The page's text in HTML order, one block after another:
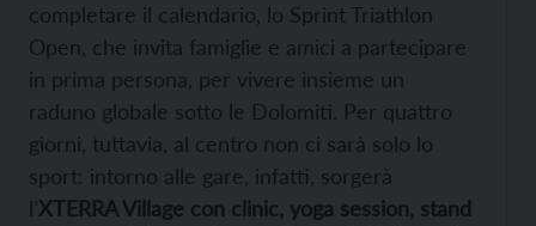
completare il calendario, lo Sprint Triathlon
Open, che invita famiglie e amici a partecipare
in prima persona, per vivere insieme un
raduno globale sotto le Dolomiti. Per quattro
giorni, tuttavia, al centro non ci sarà solo lo
sport: intorno alle gare, infatti, sorgerà
l’XTERRA Village con clinic, yoga session, stand